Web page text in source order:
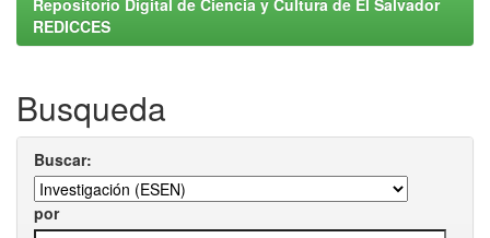
Repositorio Digital de Ciencia y Cultura de El Salvador
REDICCES
Busqueda
Buscar:
por